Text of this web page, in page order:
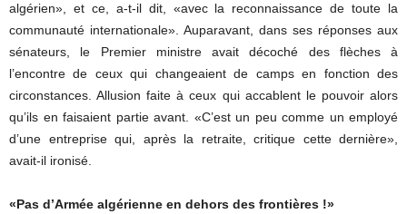
algérien», et ce, a-t-il dit, «avec la reconnaissance de toute la
communauté internationale». Auparavant, dans ses réponses aux
sénateurs, le Premier ministre avait décoché des flèches à
l’encontre de ceux qui changeaient de camps en fonction des
circonstances. Allusion faite à ceux qui accablent le pouvoir alors
qu’ils en faisaient partie avant. «C’est un peu comme un employé
d’une entreprise qui, après la retraite, critique cette dernière»,
avait-il ironisé.
«Pas d’Armée algérienne en dehors des frontières !»